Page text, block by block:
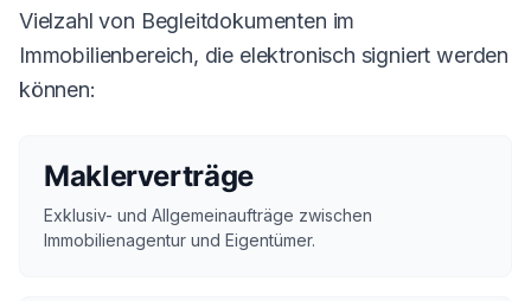
Vielzahl von Begleitdokumenten im
Immobilienbereich, die elektronisch signiert werden
können:
Maklerverträge
Exklusiv- und Allgemeinaufträge zwischen
Immobilienagentur und Eigentümer.